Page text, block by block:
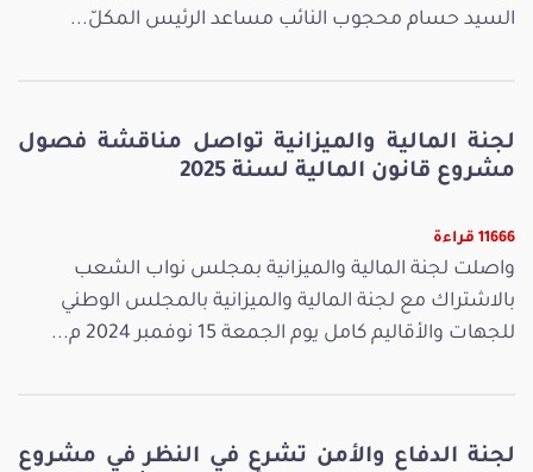
السيد حسام محجوب النائب مساعد الرئيس المكلّ...
لجنة المالية والميزانية تواصل مناقشة فصول
مشروع قانون المالية لسنة 2025
11666 قراءة
واصلت لجنة المالية والميزانية بمجلس نواب الشعب
بالاشتراك مع لجنة المالية والميزانية بالمجلس الوطني
للجهات والأقاليم كامل يوم الجمعة 15 نوفمبر 2024 م...
لجنة الدفاع والأمن تشرع في النظر في مشروع